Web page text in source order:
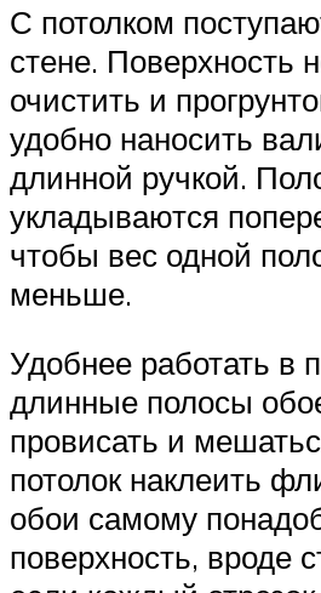
С потолком
стене. Поверхность
очистить и
удобно наносить
длинной ручкой.
укладываются
чтобы вес одной
меньше.
Удобнее работать в
длинные полосы
провисать и
потолок наклеить
обои самому
поверхность, вроде